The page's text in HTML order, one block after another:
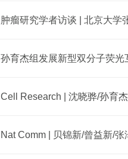
肿瘤研究学者访谈 | 北京大学
Nat Comm | 贝锦新/曾益新/